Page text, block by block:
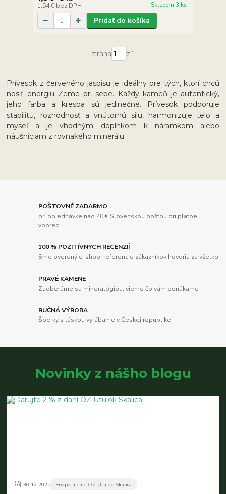
1,54 € bez DPH Skladom 3 ks
Pridať do košíka
strana z 1
Prívesok z červeného jaspisu je ideálny pre tých, ktorí chcú
nosiť energiu Zeme pri sebe. Každý kameň je autentický,
jeho farba a kresba sú jedinečné. Prívesok podporuje
stabilitu, rozhodnosť a vnútornú silu, harmonizuje telo a
myseľ a je vhodným doplnkom k náramkom alebo
náušniciam z rovnakého minerálu.
POŠTOVNÉ ZADARMO
pri objednávke nad 40 € Slovenskou poštou pri platbe
vopred
100 % POZITÍVNYCH RECENZIÍ
Sme overený e-shop, referencie zákazníkov hovoria za všetko
PRAVÉ KAMENE
Zaoberáme sa mineralógiou, vieme čo vám ponúkame
RUČNÁ VÝROBA
Šperky s láskou vyrábame v Českej republike
Novinky z nášho blogu
30.12.2025 Podporujeme OZ Útulok Skalica